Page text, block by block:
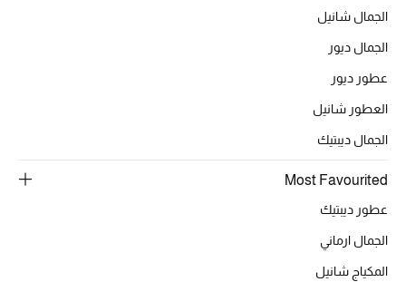
الموسم الجديد
حصريًا عبر الإنترنت
جميع إصدارتنا النسائية
الحب للمحلي
الجمال شانيل
الجمال ديور
عطور ديور
العطور شانيل
الجمال ديبتيك
Most Favourited
عطور ديبتيك
الجمال ارماني
المكياج شانيل